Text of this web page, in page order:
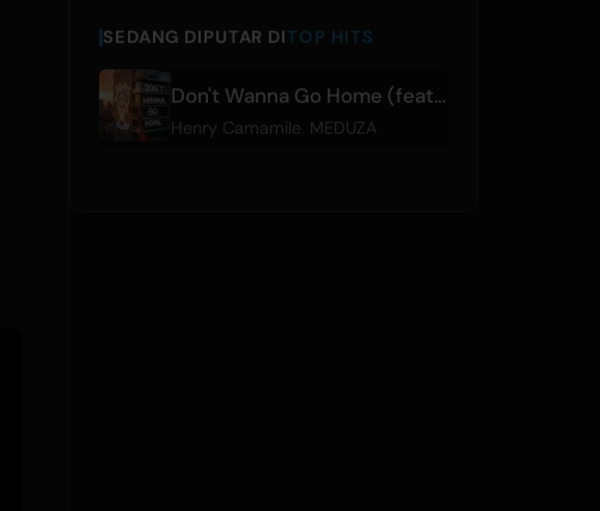
SEDANG DIPUTAR DITOP HITS
Don't Wanna Go Home (feat. Henry Camamile)
Henry Camamile MEDUZA